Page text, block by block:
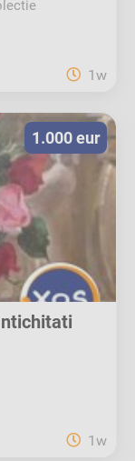
1w
1.000 eur
1w